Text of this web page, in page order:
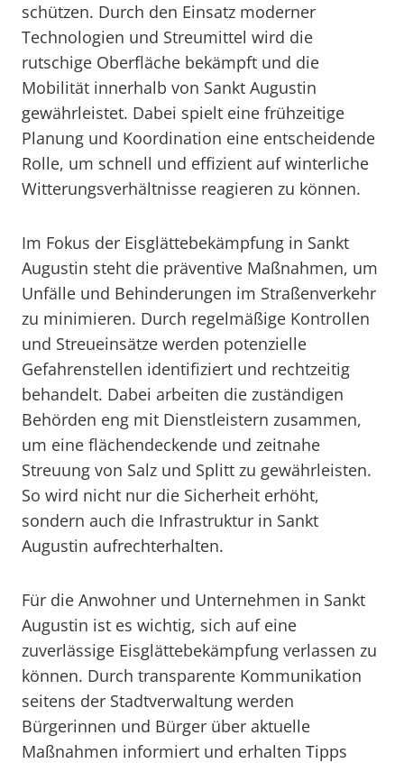
schützen. Durch den Einsatz moderner
Technologien und Streumittel wird die
rutschige Oberfläche bekämpft und die
Mobilität innerhalb von Sankt Augustin
gewährleistet. Dabei spielt eine frühzeitige
Planung und Koordination eine entscheidende
Rolle, um schnell und effizient auf winterliche
Witterungsverhältnisse reagieren zu können.
Im Fokus der Eisglättebekämpfung in Sankt
Augustin steht die präventive Maßnahmen, um
Unfälle und Behinderungen im Straßenverkehr
zu minimieren. Durch regelmäßige Kontrollen
und Streueinsätze werden potenzielle
Gefahrenstellen identifiziert und rechtzeitig
behandelt. Dabei arbeiten die zuständigen
Behörden eng mit Dienstleistern zusammen,
um eine flächendeckende und zeitnahe
Streuung von Salz und Splitt zu gewährleisten.
So wird nicht nur die Sicherheit erhöht,
sondern auch die Infrastruktur in Sankt
Augustin aufrechterhalten.
Für die Anwohner und Unternehmen in Sankt
Augustin ist es wichtig, sich auf eine
zuverlässige Eisglättebekämpfung verlassen zu
können. Durch transparente Kommunikation
seitens der Stadtverwaltung werden
Bürgerinnen und Bürger über aktuelle
Maßnahmen informiert und erhalten Tipps